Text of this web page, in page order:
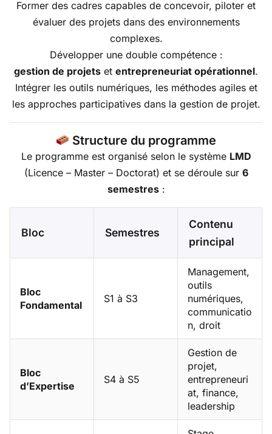
Former des cadres capables de concevoir, piloter et
évaluer des projets dans des environnements
complexes.
Développer une double compétence :
gestion de projets et entrepreneuriat opérationnel.
Intégrer les outils numériques, les méthodes agiles et
les approches participatives dans la gestion de projet.
Structure du programme
Le programme est organisé selon le système LMD
(Licence – Master – Doctorat) et se déroule sur 6
semestres:
Bloc Semestres
Contenu
principal
Bloc
Fondamental
S1 à S3
Management,
outils
numériques,
communicatio
n, droit
Bloc
d’Expertise
S4 à S5
Gestion de
projet,
entrepreneuri
at, finance,
leadership